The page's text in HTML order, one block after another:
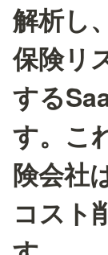
解析し
保険リ
する
す。こ
険会社
コスト